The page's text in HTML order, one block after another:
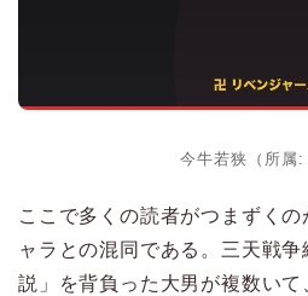
今牛若狭（所属:
ここで多くの読者がつまずく
ャラとの混同である。三天戦
説」を背負った大男が複数いて